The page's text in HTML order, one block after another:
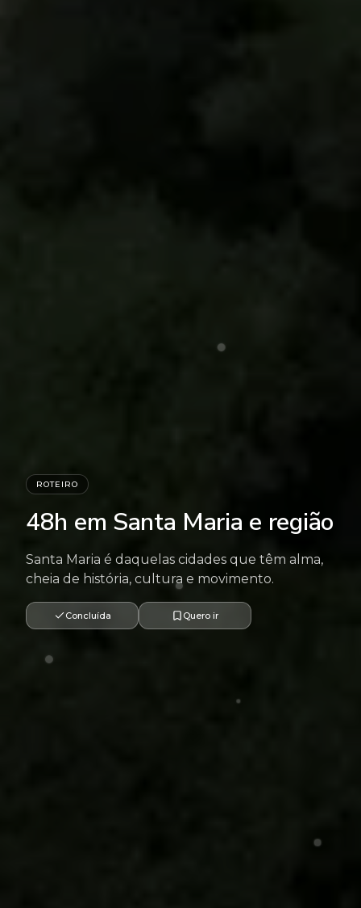
ROTEIRO
48h em Santa Maria e região
Santa Maria é daquelas cidades que têm alma,
cheia de história, cultura e movimento.
Concluída Quero ir